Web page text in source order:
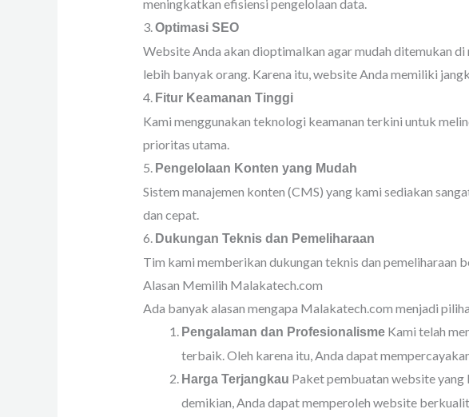
meningkatkan efisiensi pengelolaan data.
3.Optimasi SEO
Website Anda akan dioptimalkan agar mudah ditemukan
lebih banyak orang. Karena itu, website Anda memiliki
4. Fitur Keamanan Tinggi
Kami menggunakan teknologi keamanan terkini untuk
prioritas utama.
5. Pengelolaan Konten yang Mudah
Sistem manajemen konten (CMS) yang kami sediakan
dan cepat.
6. Dukungan Teknis dan Pemeliharaan
Tim kami memberikan dukungan teknis dan pemeliharaan
Alasan Memilih Malakatech.com
Ada banyak alasan mengapa Malakatech.com menjadi
Pengalaman dan ProfesionalismeKami telah
terbaik. Oleh karena itu, Anda dapat
Harga Terjangkau Paket pembuatan website
demikian, Anda dapat memperoleh website